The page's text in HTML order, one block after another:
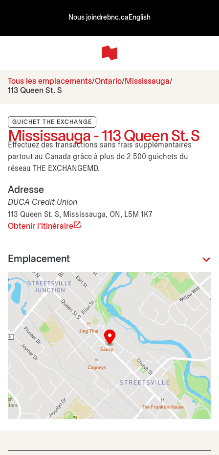
Nous joindrebnc.ca English
Tous les emplacements Ontario Mississauga
113 Queen St. S
GUICHET THE EXCHANGE
Mississauga - 113 Queen St. S
Effectuez des transactions sans frais supplémentaires
partout au Canada grâce à plus de 2 500 guichets du
réseau THE EXCHANGEMD.
Adresse
DUCA Credit Union
113 Queen St. S, Mississauga, ON, L5M 1K7
Obtenir l'itinéraire
Emplacement